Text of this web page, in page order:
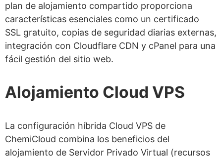
plan de alojamiento compartido proporciona
características esenciales como un certificado
SSL gratuito, copias de seguridad diarias externas,
integración con Cloudflare CDN y cPanel para una
fácil gestión del sitio web.
Alojamiento Cloud VPS
La configuración híbrida Cloud VPS de
ChemiCloud combina los beneficios del
alojamiento de Servidor Privado Virtual (recursos